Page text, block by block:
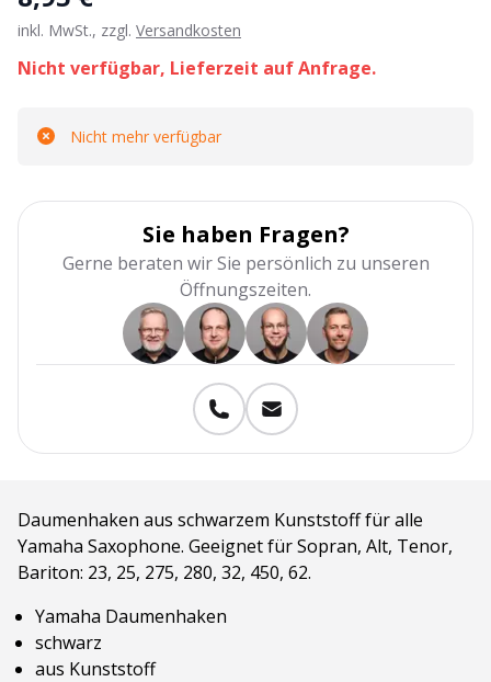
inkl. MwSt., zzgl. Versandkosten
Nicht verfügbar, Lieferzeit auf Anfrage.
Nicht mehr verfügbar
Sie haben Fragen?
Gerne beraten wir Sie persönlich zu unseren
Öffnungszeiten.
Daumenhaken aus schwarzem Kunststoff für alle
Yamaha Saxophone. Geeignet für Sopran, Alt, Tenor,
Bariton: 23, 25, 275, 280, 32, 450, 62.
Yamaha Daumenhaken
schwarz
aus Kunststoff